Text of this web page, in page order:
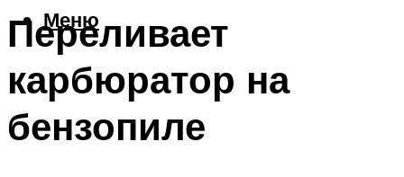
Меню
Переливает
карбюратор на
бензопиле